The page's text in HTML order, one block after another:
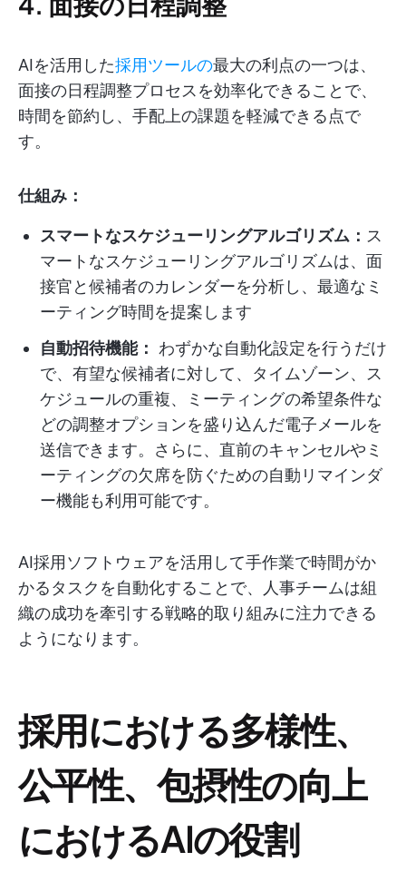
AIを活用した採用ツールの最大の利点の一つは、
面接の日程調整プロセスを効率化できることで、
時間を節約し、手配上の課題を軽減できる点で
す。
仕組み：
スマートなスケジューリングアルゴリズム： ス
マートなスケジューリングアルゴリズムは、面
接官と候補者のカレンダーを分析し、最適なミ
ーティング時間を提案します
自動招待機能：
わずかな自動化設定を行うだけ
で、有望な候補者に対して、タイムゾーン、ス
ケジュールの重複、ミーティングの希望条件な
どの調整オプションを盛り込んだ電子メールを
送信できます。さらに、直前のキャンセルやミ
ーティングの欠席を防ぐための自動リマインダ
ー機能も利用可能です。
AI採用ソフトウェアを活用して手作業で時間がか
かるタスクを自動化することで、人事チームは組
織の成功を牽引する戦略的取り組みに注力できる
ようになります。
採用における多様性、
公平性、包摂性の向上
におけるAIの役割